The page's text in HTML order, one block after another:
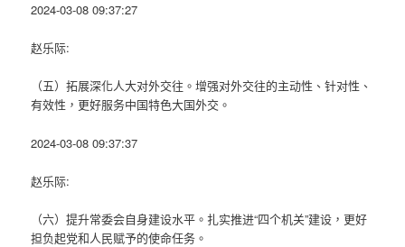
2024-03-08 09:37:27
赵乐际:
（五）拓展深化人大对外交往。增强对外交往的主动性、针对性、
有效性，更好服务中国特色大国外交。
2024-03-08 09:37:37
赵乐际:
（六）提升常委会自身建设水平。扎实推进“四个机关”建设，更好
担负起党和人民赋予的使命任务。